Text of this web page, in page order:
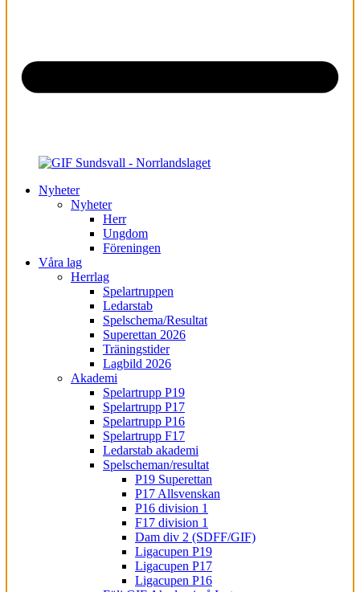
Nyheter
Nyheter
Herr
Ungdom
Föreningen
Våra lag
Herrlag
Spelartruppen
Ledarstab
Spelschema/Resultat
Superettan 2026
Träningstider
Lagbild 2026
Akademi
Spelartrupp P19
Spelartrupp P17
Spelartrupp P16
Spelartrupp F17
Ledarstab akademi
Spelscheman/resultat
P19 Superettan
P17 Allsvenskan
P16 division 1
F17 division 1
Dam div 2 (SDFF/GIF)
Ligacupen P19
Ligacupen P17
Ligacupen P16